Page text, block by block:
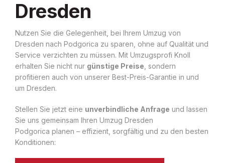
Dresden
Nutzen Sie die Gelegenheit, bei Ihrem Umzug von
Dresden nach Podgorica zu sparen, ohne auf Qualität und
Service verzichten zu müssen. Mit Umzugsprofi Knoll
erhalten Sie nicht nur günstige Preise , sondern
profitieren auch von unserer Best-Preis-Garantie in und
um Dresden.
Stellen Sie jetzt eine unverbindliche Anfrage und lassen
Sie uns gemeinsam Ihren Umzug Dresden
Podgorica planen – effizient, sorgfältig und zu den besten
Konditionen: